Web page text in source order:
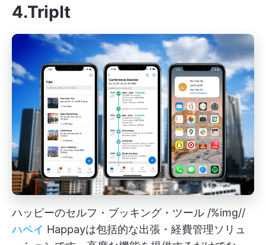
4.TripIt
ハッピーのセルフ・ブッキング・ツール /%img//
ハペイ Happayは包括的な出張・経費管理ソリュ